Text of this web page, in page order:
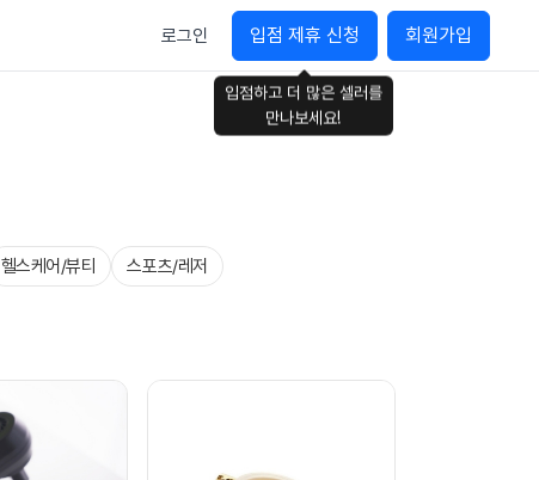
로그인 입점 제휴 신청
입점하고 더 많은 셀러를
만나보세요!
회원가입
헬스케어/뷰티 스포츠/레저